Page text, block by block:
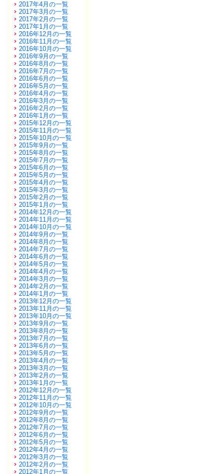
2017年4月の一覧
2017年3月の一覧
2017年2月の一覧
2017年1月の一覧
2016年12月の一覧
2016年11月の一覧
2016年10月の一覧
2016年9月の一覧
2016年8月の一覧
2016年7月の一覧
2016年6月の一覧
2016年5月の一覧
2016年4月の一覧
2016年3月の一覧
2016年2月の一覧
2016年1月の一覧
2015年12月の一覧
2015年11月の一覧
2015年10月の一覧
2015年9月の一覧
2015年8月の一覧
2015年7月の一覧
2015年6月の一覧
2015年5月の一覧
2015年4月の一覧
2015年3月の一覧
2015年2月の一覧
2015年1月の一覧
2014年12月の一覧
2014年11月の一覧
2014年10月の一覧
2014年9月の一覧
2014年8月の一覧
2014年7月の一覧
2014年6月の一覧
2014年5月の一覧
2014年4月の一覧
2014年3月の一覧
2014年2月の一覧
2014年1月の一覧
2013年12月の一覧
2013年11月の一覧
2013年10月の一覧
2013年9月の一覧
2013年8月の一覧
2013年7月の一覧
2013年6月の一覧
2013年5月の一覧
2013年4月の一覧
2013年3月の一覧
2013年2月の一覧
2013年1月の一覧
2012年12月の一覧
2012年11月の一覧
2012年10月の一覧
2012年9月の一覧
2012年8月の一覧
2012年7月の一覧
2012年6月の一覧
2012年5月の一覧
2012年4月の一覧
2012年3月の一覧
2012年2月の一覧
2012年1月の一覧